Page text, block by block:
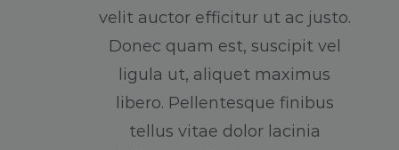
velit auctor efficitur ut ac justo.
Donec quam est, suscipit vel
ligula ut, aliquet maximus
libero. Pellentesque finibus
tellus vitae dolor lacinia